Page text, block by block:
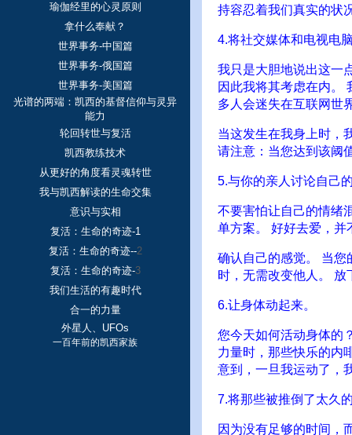
持容忍着我们真实的状
4.将社交媒体和电视电
我只是大胆地说出这一
因此我将其考虑在内。
多人会迷失在互联网世
当这发生在我身上时，
请注意：当您达到该阈
5.与你的亲人讨论自己
不要害怕让自己的情绪
单方案。 好好去爱，并
确认自己的感觉。 当您
时，无需改变他人。
6.让身体动起来。
您今天如何活动身体的
力量时，那些快乐的内
意到，一旦我运动了，
7.将那些被推倒了太久
因为没有足够的时间，
瑜伽经里的心灵原则
拿什么奉献？
世界事务-中国篇
世界事务-俄国篇
世界事务-美国篇
光谱的两端：凯西的基督信仰与灵异
能力
轮回转世与复活
凯西教练技术
从更好的角度看灵魂转世
我与凯西解读的生命交集
意识与实相
复活：生命的奇迹-1
复活：生命的奇迹--2
复活：生命的奇迹-3
我们生活的有趣时代
合一的力量
外星人、UFOs
一百年前的凯西家族